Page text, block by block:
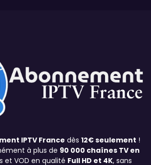
IPTV France dès 12€ seulement !
à plus de 90 000 chaînes TV en
et VOD en qualité Full HD et 4K, sans